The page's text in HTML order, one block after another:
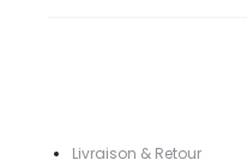
Livraison & Retour